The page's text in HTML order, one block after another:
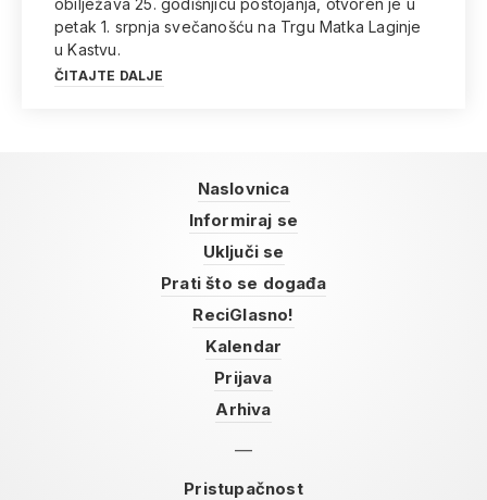
obilježava 25. godišnjicu postojanja, otvoren je u
petak 1. srpnja svečanošću na Trgu Matka Laginje
u Kastvu.
ČITAJTE DALJE
Naslovnica
Informiraj se
Uključi se
Prati što se događa
ReciGlasno!
Kalendar
Prijava
Arhiva
Pristupačnost